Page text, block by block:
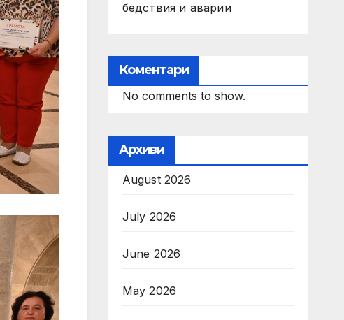
бедствия и аварии
Коментари
No comments to show.
Архиви
August 2026
July 2026
June 2026
May 2026